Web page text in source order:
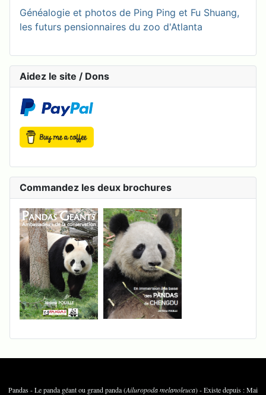
Généalogie et photos de Ping Ping et Fu Shuang,
les futurs pensionnaires du zoo d'Atlanta
Aidez le site / Dons
Commandez les deux brochures
Pandas - Le panda géant ou grand panda (Ailuropoda melanoleuca) - Existe depuis : Mai